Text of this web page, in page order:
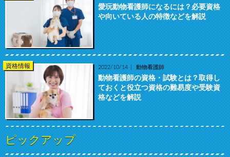
愛玩動物看護師になるには？必要資格
や向いている人の特徴などを解説
資格情報 2022/10/14 動物看護師
動物看護師の資格・試験とは？取得し
ておくと役立つ資格の難易度や受験資
格などを解説
ピックアップ